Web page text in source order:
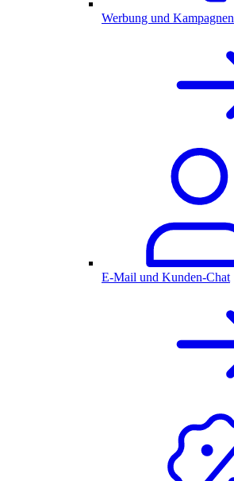
Werbung und Kampagnen
E-Mail und Kunden-Chat